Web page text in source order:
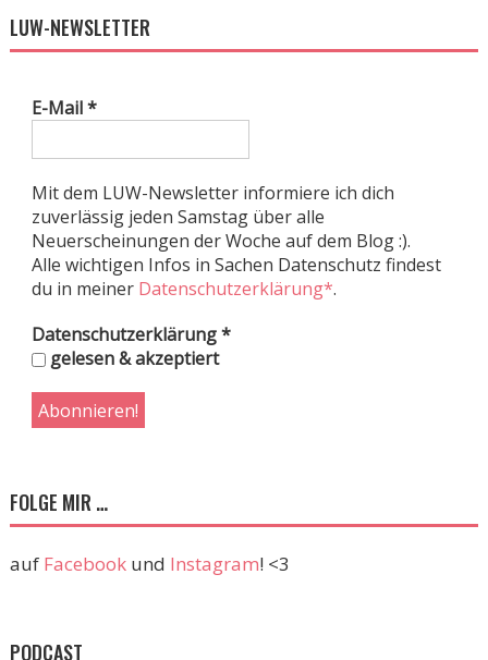
LUW-NEWSLETTER
E-Mail*
Mit dem LUW-Newsletter informiere ich dich
zuverlässig jeden Samstag über alle
Neuerscheinungen der Woche auf dem Blog :).
Alle wichtigen Infos in Sachen Datenschutz findest
du in meiner Datenschutzerklärung*.
Datenschutzerklärung*
gelesen & akzeptiert
FOLGE MIR …
auf Facebookund Instagram! <3
PODCAST